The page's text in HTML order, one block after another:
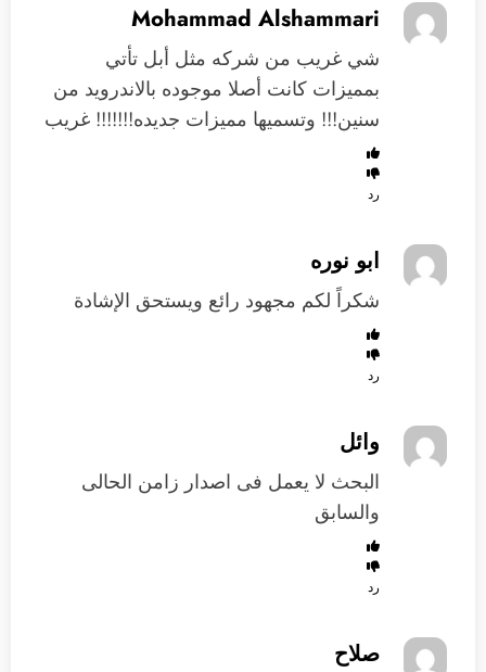
Mohammad Alshammari
شي غريب من شركه مثل أبل تأتي
بمميزات كانت أصلا موجوده بالاندرويد من
سنين!!! وتسميها مميزات جديده!!!!!!! غريب
رد
ابو نوره
شكراً لكم مجهود رائع ويستحق الإشادة
رد
وائل
البحث لا يعمل فى اصدار زامن الحالى
والسابق
رد
صلاح